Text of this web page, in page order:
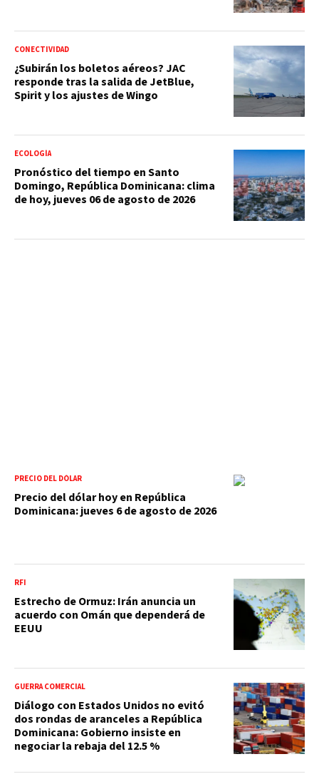
CONECTIVIDAD
¿Subirán los boletos aéreos? JAC
responde tras la salida de JetBlue,
Spirit y los ajustes de Wingo
ECOLOGÍA
Pronóstico del tiempo en Santo
Domingo, República Dominicana: clima
de hoy, jueves 06 de agosto de 2026
PRECIO DEL DÓLAR
Precio del dólar hoy en República
Dominicana: jueves 6 de agosto de 2026
RFI
Estrecho de Ormuz: Irán anuncia un
acuerdo con Omán que dependerá de
EEUU
GUERRA COMERCIAL
Diálogo con Estados Unidos no evitó
dos rondas de aranceles a República
Dominicana: Gobierno insiste en
negociar la rebaja del 12.5 %